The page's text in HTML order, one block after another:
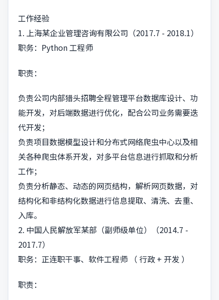
工作经验
1. 上海某企业管理咨询有限公司（2017.7 - 2018.1）
职务：Python 工程师
职责：
负责公司内部猎头招聘全程管理平台数据库设计、功
能开发，对后端数据进行优化，配合公司业务需要迭
代开发；
负责项目数据模型设计和分布式网络爬虫中心以及相
关各种爬虫体系开发，对多平台信息进行抓取和分析
工作；
负责分析静态、动态的网页结构，解析网页数据，对
结构化和非结构化数据进行信息提取、清洗、去重、
入库。
2. 中国人民解放军某部（副师级单位）（2014.7 -
2017.7）
职务：正连职干事、软件工程师 （ 行政 + 开发 ）
职责：